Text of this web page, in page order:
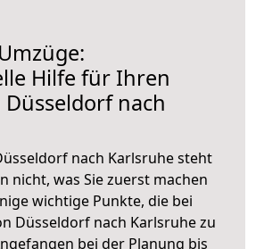
Hilfe für Ihren
nach
nach Karlsruhe steht
nicht, was Sie zuerst machen
wichtige Punkte, die bei
Düsseldorf nach Karlsruhe zu
bei der Planung bis